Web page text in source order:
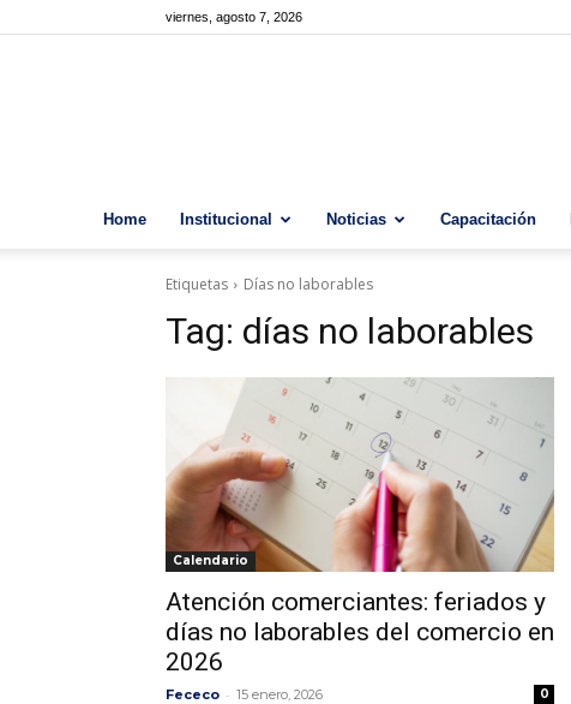
viernes, agosto 7, 2026
Home Institucional Noticias Capacitación
Etiquetas Días no laborables
Tag: días no laborables
Calendario
Atención comerciantes: feriados y
días no laborables del comercio en
2026
Fececo - 15 enero, 2026 0